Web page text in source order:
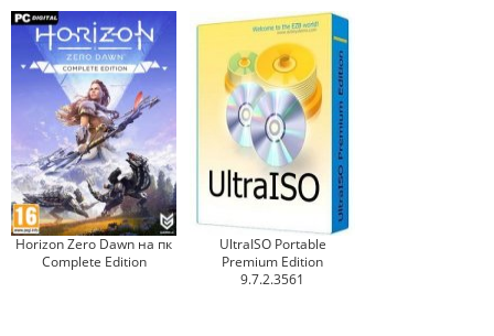
Horizon Zero Dawn на пк
Complete Edition
UltraISO Portable
Premium Edition
9.7.2.3561